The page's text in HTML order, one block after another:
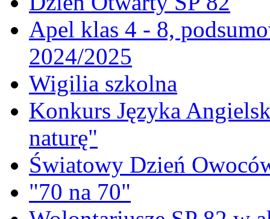
Apel klas 4 - 8,
2024/2025
Wigilia szkolna
Konkurs Języka
naturę"
Światowy Dzień
"70 na 70"